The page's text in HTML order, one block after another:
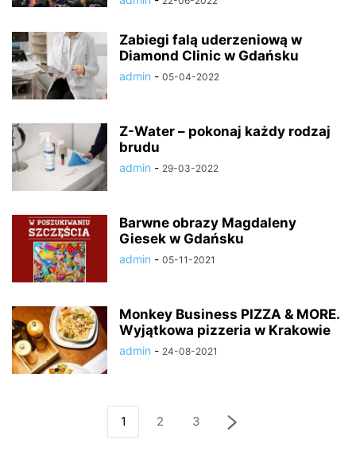
Zabiegi falą uderzeniową w
Diamond Clinic w Gdańsku
admin - 05-04-2022
Z-Water – pokonaj każdy rodzaj
brudu
admin - 29-03-2022
Barwne obrazy Magdaleny
Giesek w Gdańsku
admin - 05-11-2021
Monkey Business PIZZA & MORE.
Wyjątkowa pizzeria w Krakowie
admin - 24-08-2021
1 2 3